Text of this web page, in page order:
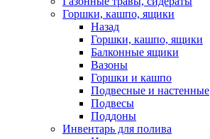
Горшки, кашпо, ящики
Назад
Горшки, кашпо, ящики
Балконные ящики
Вазоны
Горшки и кашпо
Подвесные и настенные
Подвесы
Поддоны
Инвентарь для полива